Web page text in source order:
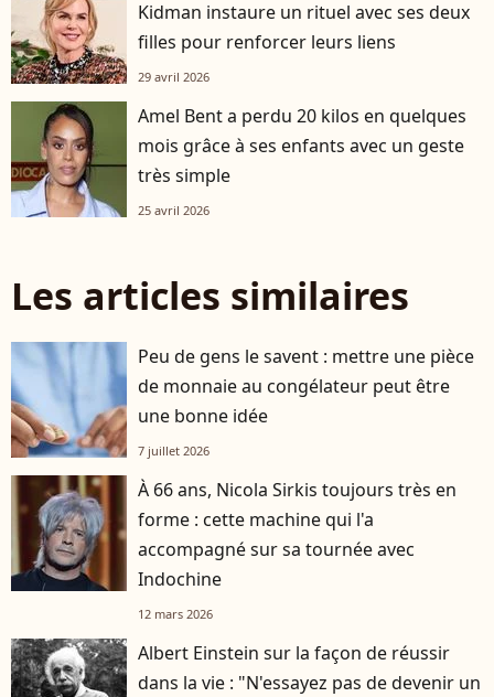
Kidman instaure un rituel avec ses deux
filles pour renforcer leurs liens
29 avril 2026
Amel Bent a perdu 20 kilos en quelques
mois grâce à ses enfants avec un geste
très simple
25 avril 2026
Les articles similaires
Peu de gens le savent : mettre une pièce
de monnaie au congélateur peut être
une bonne idée
7 juillet 2026
À 66 ans, Nicola Sirkis toujours très en
forme : cette machine qui l'a
accompagné sur sa tournée avec
Indochine
12 mars 2026
Albert Einstein sur la façon de réussir
dans la vie : "N'essayez pas de devenir un